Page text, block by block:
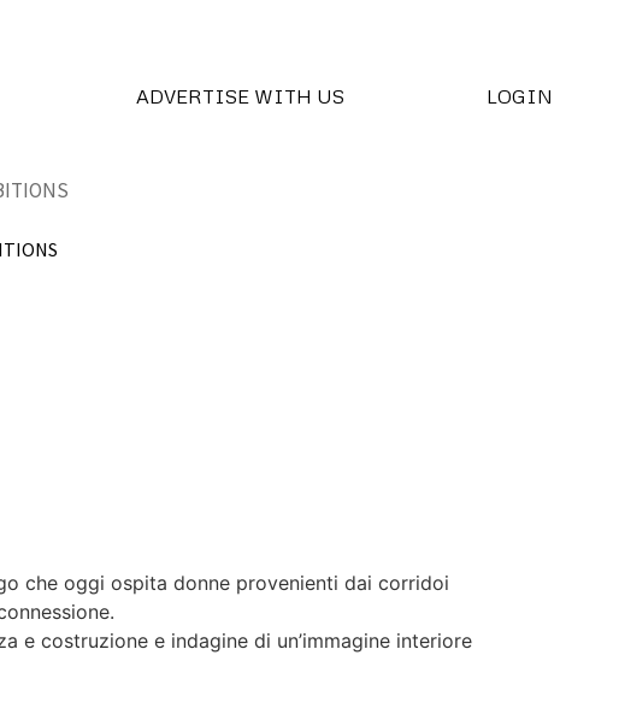
ADVERTISE WITH US LOGIN
che oggi ospita donne provenienti dai corridoi
costruzione e indagine di un’immagine interiore